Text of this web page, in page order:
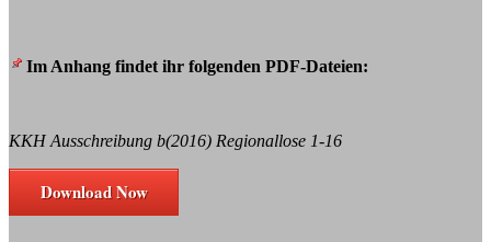
Im Anhang findet ihr folgenden PDF-Dateien:
KKH Ausschreibung b(2016) Regionallose 1-16
Download Now